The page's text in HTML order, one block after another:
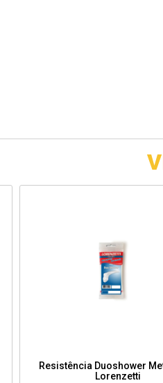
Resistência Duoshower
Lorenzetti